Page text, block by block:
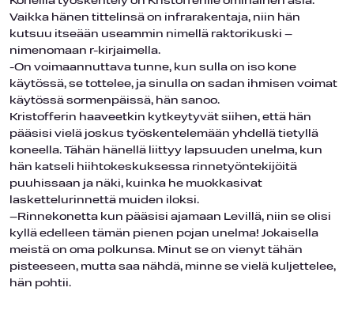
Vaikka hänen tittelinsä on infrarakentaja, niin hän
kutsuu itseään useammin nimellä raktorikuski –
nimenomaan r-kirjaimella.
-On voimaannuttava tunne, kun sulla on iso kone
käytössä, se tottelee, ja sinulla on sadan ihmisen voimat
käytössä sormenpäissä, hän sanoo.
Kristofferin haaveetkin kytkeytyvät siihen, että hän
pääsisi vielä joskus työskentelemään yhdellä tietyllä
koneella. Tähän hänellä liittyy lapsuuden unelma, kun
hän katseli hiihtokeskuksessa rinnetyöntekijöitä
puuhissaan ja näki, kuinka he muokkasivat
laskettelurinnettä muiden iloksi.
–Rinnekonetta kun pääsisi ajamaan Levillä, niin se olisi
kyllä edelleen tämän pienen pojan unelma! Jokaisella
meistä on oma polkunsa. Minut se on vienyt tähän
pisteeseen, mutta saa nähdä, minne se vielä kuljettelee,
hän pohtii.